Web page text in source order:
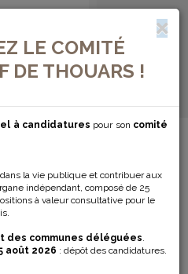
LE COMITÉ
DE THOUARS !
à candidatures pour son comité
la vie publique et contribuer aux
indépendant, composé de 25
à valeur consultative pour le
des communes déléguées.
août 2026 : dépôt des candidatures.